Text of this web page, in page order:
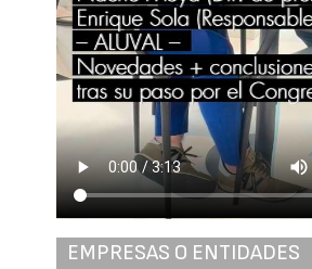
EMPRESAS O ENTIDADES